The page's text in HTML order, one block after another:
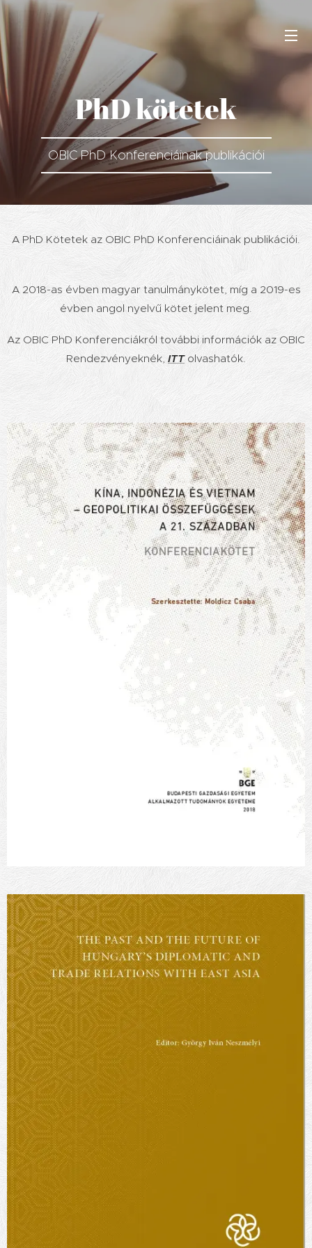
PhD kötetek
OBIC PhD Konferenciáinak publikációi
A PhD Kötetek az OBIC PhD Konferenciáinak publikációi.
A 2018-as évben magyar tanulmánykötet, míg a 2019-es
évben angol nyelvű kötet jelent meg.
Az OBIC PhD Konferenciákról további információk az OBIC
Rendezvényeknék, ITTolvashatók.